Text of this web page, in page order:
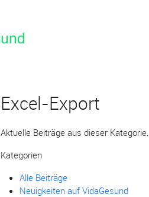
Excel-Export
Aktuelle Beiträge aus dieser Kategorie.
Kategorien
Alle Beiträge
Neuigkeiten auf VidaGesund